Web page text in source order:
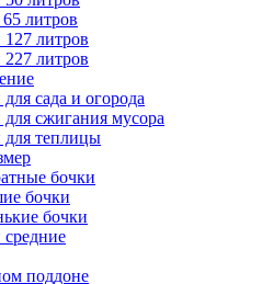
литров
литров
литров
сада и огорода
сжигания мусора
для теплицы
бочки
бочки
бочки
поддоне